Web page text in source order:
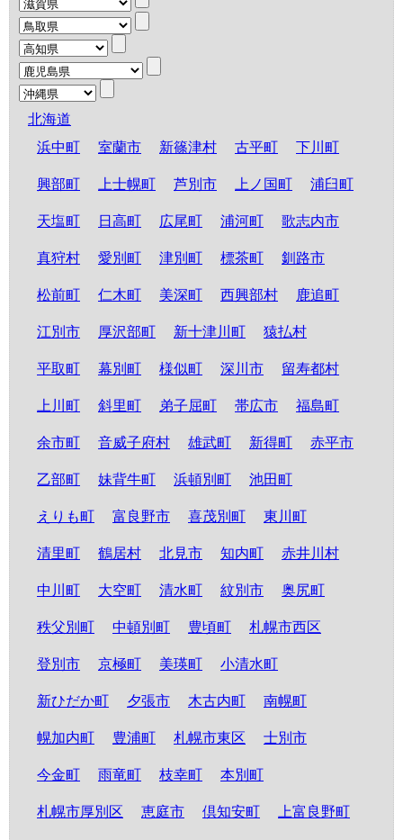
北海道
浜中町
室蘭市 新篠津村 古平町 下川町
興部町 上士幌町 芦別市 上ノ国町 浦臼町
天塩町 日高町 広尾町 浦河町 歌志内市
真狩村 愛別町 津別町 標茶町 釧路市
松前町 仁木町 美深町 西興部村 鹿追町
江別市 厚沢部町 新十津川町 猿払村
平取町 幕別町 様似町 深川市 留寿都村
上川町 斜里町 弟子屈町 帯広市 福島町
余市町 音威子府村 雄武町 新得町 赤平市
乙部町 妹背牛町 浜頓別町 池田町
えりも町 富良野市 喜茂別町 東川町
清里町 鶴居村 北見市 知内町 赤井川村
中川町 大空町 清水町 紋別市 奥尻町
秩父別町 中頓別町 豊頃町 札幌市西区
登別市 京極町 美瑛町 小清水町
新ひだか町 夕張市 木古内町 南幌町
幌加内町 豊浦町 札幌市東区 士別市
今金町 雨竜町 枝幸町 本別町
札幌市厚別区 恵庭市 倶知安町 上富良野町